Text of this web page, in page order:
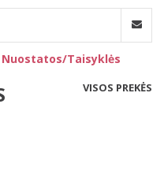
Nuostatos/Taisyklės
VISOS PREKĖS